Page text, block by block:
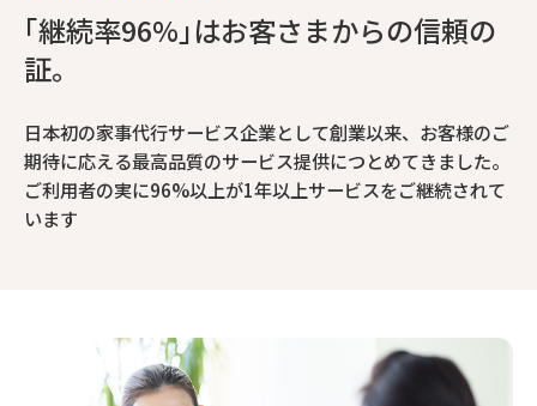
｢継続率96%｣はお客さまからの信頼の
証。
日本初の家事代行サービス企業として創業以来、お客様のご
期待に応える最高品質のサービス提供につとめてきました。
ご利用者の実に96%以上が1年以上サービスをご継続されて
います